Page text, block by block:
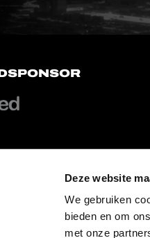
Deze website
We gebruiken
bieden en om
met onze
PARTNERS